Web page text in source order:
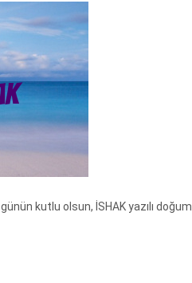
kutlu olsun, İSHAK yazılı doğum